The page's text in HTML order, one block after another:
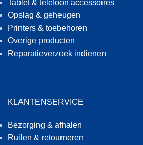
Tablet & telefoon accessoires
Opslag & geheugen
Printers & toebehoren
Overige producten
Reparatieverzoek indienen
KLANTENSERVICE
Bezorging & afhalen
Ruilen & retourneren